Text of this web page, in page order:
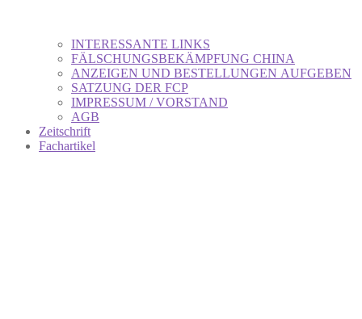
INTERESSANTE LINKS
FÄLSCHUNGSBEKÄMPFUNG CHINA
ANZEIGEN UND BESTELLUNGEN AUFGEBEN
SATZUNG DER FCP
IMPRESSUM / VORSTAND
AGB
Zeitschrift
Fachartikel